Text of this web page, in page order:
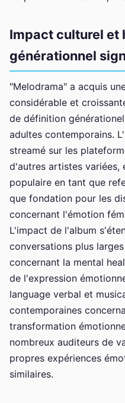
Impact culturel et
générationnel
"Melodrama" a acquis
considérable et
de définition
adultes contemporains.
streamé sur les
d'autres artistes variées,
populaire en tant que
que fondation pour les
concernant l'émotion
L'impact de l'album
conversations plus
concernant la mental
de l'expression
language verbal et
contemporaines
transformation
nombreux auditeurs de
propres expériences
similaires.